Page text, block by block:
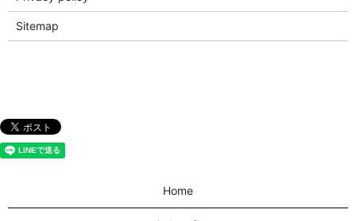
Sitemap
Home